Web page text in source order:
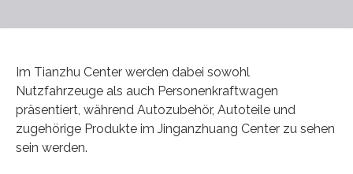
Im Tianzhu Center werden dabei sowohl
Nutzfahrzeuge als auch Personenkraftwagen
präsentiert, während Autozubehör, Autoteile und
zugehörige Produkte im Jinganzhuang Center zu sehen
sein werden.